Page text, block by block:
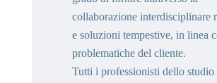
collaborazione interdisciplinare
e soluzioni tempestive, in linea
problematiche del cliente.
Tutti i professionisti dello studio